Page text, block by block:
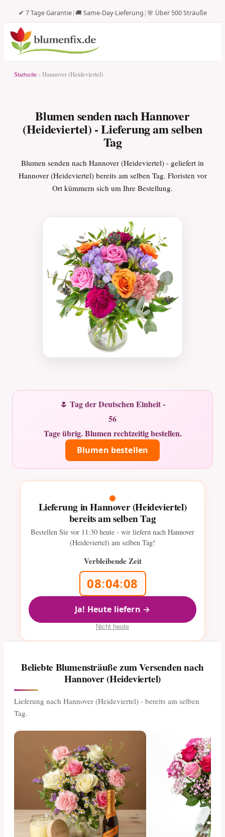
✔ 7 Tage Garantie|🚚 Same-Day-Lieferung |🌸 Über 500 Sträuße
Startseite › Hannover (Heideviertel)
Blumen senden nach Hannover
(Heideviertel) - Lieferung am selben
Tag
Blumen senden nach Hannover (Heideviertel) - geliefert in
Hannover (Heideviertel) bereits am selben Tag. Floristen vor
Ort kümmern sich um Ihre Bestellung.
🌷 Tag der Deutschen Einheit -
56
Tage übrig. Blumen rechtzeitig bestellen.
Blumen bestellen
Lieferung in Hannover (Heideviertel)
bereits am selben Tag
Bestellen Sie vor 11:30 heute - wir liefern nach Hannover
(Heideviertel) am selben Tag!
Verbleibende Zeit
08:04:07
Ja! Heute liefern →
Nicht heute
Beliebte Blumensträuße zum Versenden nach
Hannover (Heideviertel)
Lieferung nach Hannover (Heideviertel) - bereits am selben
Tag.